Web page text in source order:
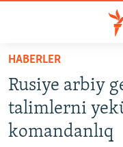
Esas
qaytmaq
Baş
navigatsiyağa
qaytmaq
SİYASET
İQTİSADİYAT
HABERLER
Rusiye arbiy
talimlerni
komandanlıq